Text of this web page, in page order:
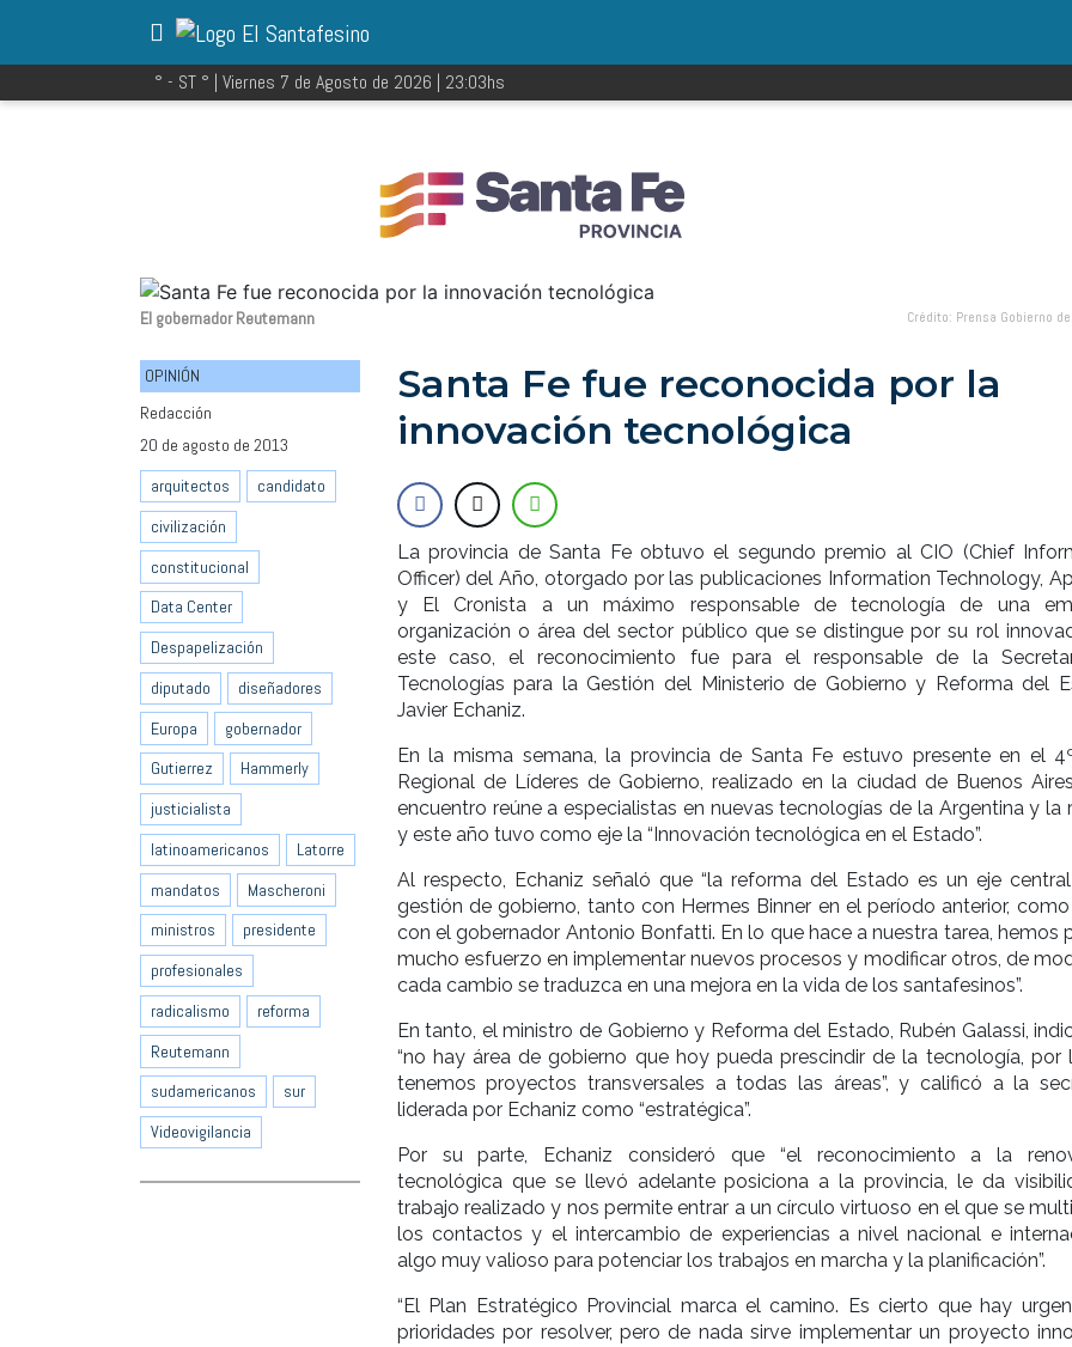
° - ST ° | Viernes 7 de Agosto de 2026 | 23:03hs
El gobernador Reutemann Crédito: Prensa Gobierno
OPINIÓN
Redacción
20 de agosto de 2013
arquitectos
candidato
civilización
constitucional
Data Center
Despapelización
diputado
diseñadores
Europa
gobernador
Gutierrez
Hammerly
justicialista
latinoamericanos
Latorre
mandatos
Mascheroni
ministros
presidente
profesionales
radicalismo
reforma
Reutemann
sudamericanos
sur
Videovigilancia
Santa Fe fue reconocida por la
innovación tecnológica
La provincia de Santa Fe obtuvo el segundo premio al CIO (Chief
Officer) del Año, otorgado por las publicaciones Information Technology,
y El Cronista a un máximo responsable de tecnología de una
organización o área del sector público que se distingue por su rol
este caso, el reconocimiento fue para el responsable de la
Tecnologías para la Gestión del Ministerio de Gobierno y Reforma del
Javier Echaniz.
En la misma semana, la provincia de Santa Fe estuvo presente en el
Regional de Líderes de Gobierno, realizado en la ciudad de Buenos
encuentro reúne a especialistas en nuevas tecnologías de la Argentina y la
y este año tuvo como eje la “Innovación tecnológica en el Estado”.
Al respecto, Echaniz señaló que “la reforma del Estado es un eje
gestión de gobierno, tanto con Hermes Binner en el período anterior,
con el gobernador Antonio Bonfatti. En lo que hace a nuestra tarea, hemos
mucho esfuerzo en implementar nuevos procesos y modificar otros, de
cada cambio se traduzca en una mejora en la vida de los santafesinos”.
En tanto, el ministro de Gobierno y Reforma del Estado, Rubén Galassi,
“no hay área de gobierno que hoy pueda prescindir de la tecnología, por
tenemos proyectos transversales a todas las áreas”, y calificó a la
liderada por Echaniz como “estratégica”.
Por su parte, Echaniz consideró que “el reconocimiento a la
tecnológica que se llevó adelante posiciona a la provincia, le da
trabajo realizado y nos permite entrar a un círculo virtuoso en el que se
los contactos y el intercambio de experiencias a nivel nacional e
algo muy valioso para potenciar los trabajos en marcha y la planificación”.
“El Plan Estratégico Provincial marca el camino. Es cierto que hay
prioridades por resolver, pero de nada sirve implementar un proyecto